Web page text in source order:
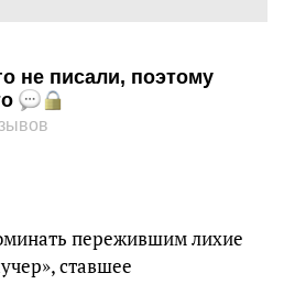
не писали, поэтому
пережившим лихие
ставшее